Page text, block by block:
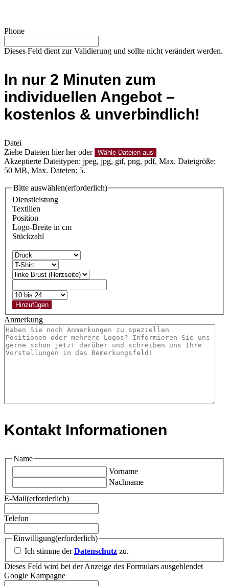
Phone
Dieses Feld dient zur Validierung und sollte nicht verändert werden.
In nur 2 Minuten zum
individuellen Angebot –
kostenlos & unverbindlich!
Datei
Ziehe Dateien hier her oder Wähle Dateien aus
Akzeptierte Dateitypen: jpeg, jpg, gif, png, pdf, Max. Dateigröße:
50 MB, Max. Dateien: 5.
Bitte auswählen(erforderlich)
Dienstleistung
Textilien
Position
Logo-Breite in cm
Stückzahl
Hinzufügen
Anmerkung
Kontakt Informationen
Name
Vorname
Nachname
E-Mail(erforderlich)
Telefon
Einwilligung(erforderlich)
Ich stimme derDatenschutz zu.
Dieses Feld wird bei der Anzeige des Formulars ausgeblendet
Google Kampagne